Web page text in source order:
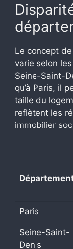
Le concept
varie selon
Seine-Saint-
qu’à Paris, il
taille du
reflètent les
immobilier
Département
Paris
Seine-Saint-
Denis